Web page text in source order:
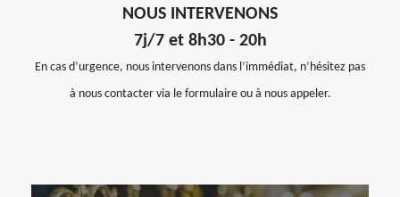
NOUS INTERVENONS
7j/7 et 8h30 - 20h
En cas d’urgence, nous intervenons dans l’immédiat, n’hésitez pas
à nous contacter via le formulaire ou à nous appeler.